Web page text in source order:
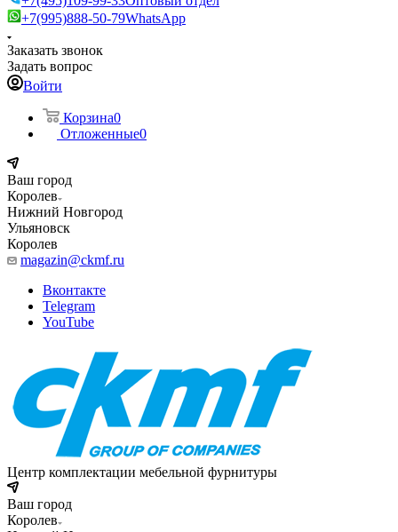
+7(995)888-50-79WhatsApp
Заказать звонок
Задать вопрос
Войти
Корзина0
Отложенные0
Ваш город
Королев
Нижний Новгород
Ульяновск
Королев
magazin@ckmf.ru
Вконтакте
Telegram
YouTube
Центр комплектации мебельной фурнитуры
Ваш город
Королев